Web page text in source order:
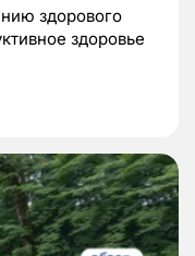
здорового
здоровье